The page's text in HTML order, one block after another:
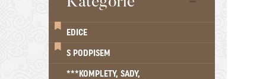
EDICE
S PODPISEM
***KOMPLETY, SADY,